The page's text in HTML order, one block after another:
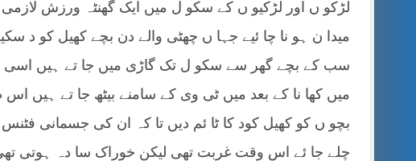
لڑکو ں اور لڑکیو ں کے سکو ل میں ایک گھنٹہ ورزش لازمی
میدا ن ہو نا چا ئیے جہا ں چھٹی والے دن بچے کھیل کو د
سب کے بچے گھر سے سکو ل تک گاڑی میں جا تے ہیں اسی
میں کھا نا کے بعد میں ٹی وی کے سامنے بیٹھ جا تے ہیں
بچو ں کو کھیل کود کا ٹا ئم دیں تا کہ ان کی جسمانی
چلے جا ئے اس وقت غربت تھی لیکن خوراک سا دہ ہوتی